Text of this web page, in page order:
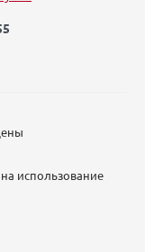
на использование